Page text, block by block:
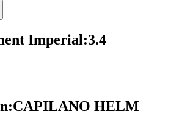
Imperial:3.4
:CAPILANO HELM